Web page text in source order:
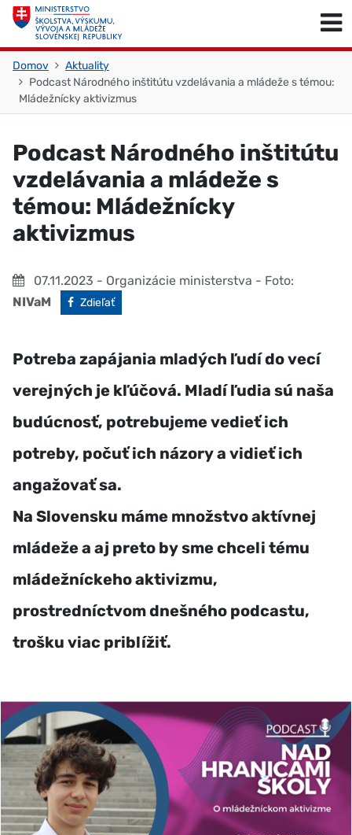
Skočiť na obsah
Domov
Aktuality
Podcast Národného inštitútu vzdelávania a mládeže s témou:
Mládežnícky aktivizmus
Podcast Národného inštitútu
vzdelávania a mládeže s
témou: Mládežnícky
aktivizmus
07.11.2023 - Organizácie ministerstva - Foto:
NIVaM
Facebook
Zdieľať
Potreba zapájania mladých ľudí do vecí
verejných je kľúčová. Mladí ľudia sú naša
budúcnosť, potrebujeme vedieť ich
potreby, počuť ich názory a vidieť ich
angažovať sa.
Na Slovensku máme množstvo aktívnej
mládeže a aj preto by sme chceli tému
mládežníckeho aktivizmu,
prostredníctvom dnešného podcastu,
trošku viac priblížiť.
Skočiť na začiatok stránky